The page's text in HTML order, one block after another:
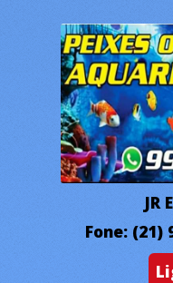
JR
Fone: (21)